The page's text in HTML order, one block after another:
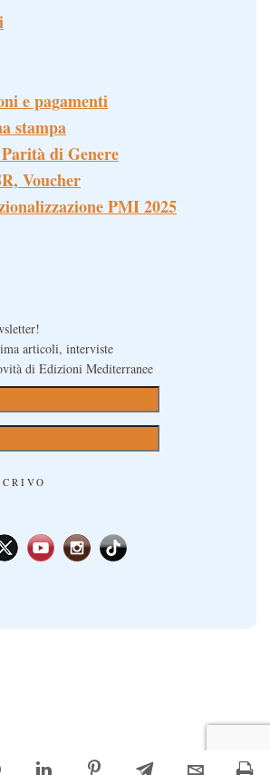
e pagamenti
stampa
di Genere
Voucher
PMI 2025
articoli, interviste
di Edizioni Mediterranee